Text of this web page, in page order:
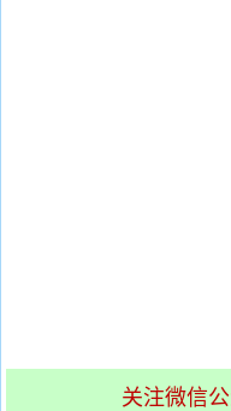
关注微信